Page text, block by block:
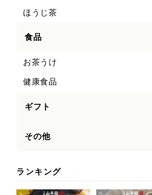
ほうじ茶
食品
お茶うけ
健康食品
ギフト
その他
ランキング